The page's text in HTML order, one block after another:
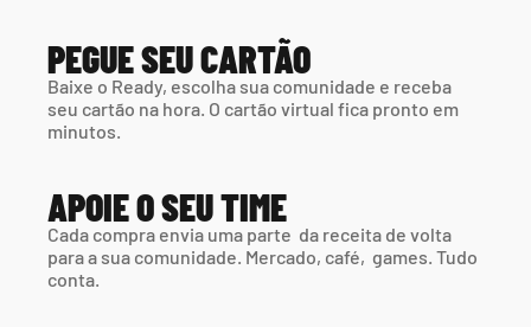
PEGUE SEU CARTÃO
Baixe o Ready, escolha sua comunidade e receba
seu cartão na hora. O cartão virtual fica pronto em
minutos.
APOIE O SEU TIME
Cada compra envia uma parte  da receita de volta
para a sua comunidade. Mercado, café,  games. Tudo
conta.